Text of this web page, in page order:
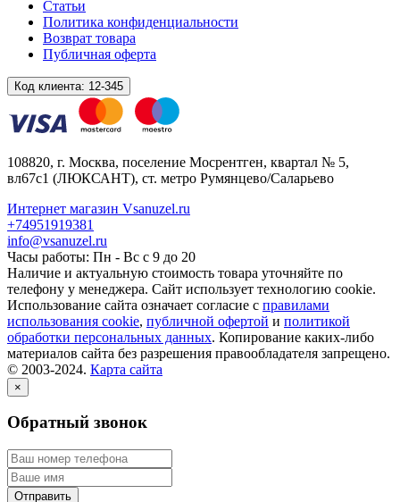
Статьи
Политика конфиденциальности
Возврат товара
Публичная оферта
Код клиента: 12-345
108820, г. Москва, поселение Мосрентген, квартал № 5,
вл67с1 (ЛЮКСАНТ), ст. метро Румянцево/Саларьево
Интернет магазин Vsanuzel.ru
+74951919381
info@vsanuzel.ru
Часы работы: Пн - Вс с 9 до 20
Наличие и актуальную стоимость товара уточняйте по
телефону у менеджера. Сайт использует технологию cookie.
Использование сайта означает согласие с правилами
использования cookie, публичной офертой и политикой
обработки персональных данных. Копирование каких-либо
материалов сайта без разрешения правообладателя запрещено.
© 2003-2024. Карта сайта
×
Обратный звонок